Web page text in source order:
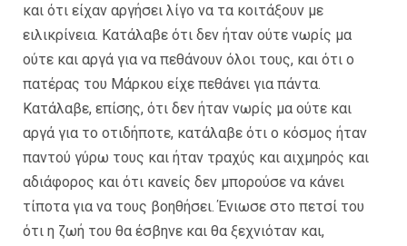
και ότι είχαν αργήσει λίγο να τα κοιτάξουν με
ειλικρίνεια. Κατάλαβε ότι δεν ήταν ούτε νωρίς μα
ούτε και αργά για να πεθάνουν όλοι τους, και ότι ο
πατέρας του Μάρκου είχε πεθάνει για πάντα.
Κατάλαβε, επίσης, ότι δεν ήταν νωρίς μα ούτε και
αργά για το οτιδήποτε, κατάλαβε ότι ο κόσμος ήταν
παντού γύρω τους και ήταν τραχύς και αιχμηρός και
αδιάφορος και ότι κανείς δεν μπορούσε να κάνει
τίποτα για να τους βοηθήσει. Ένιωσε στο πετσί του
ότι η ζωή του θα έσβηνε και θα ξεχνιόταν και,